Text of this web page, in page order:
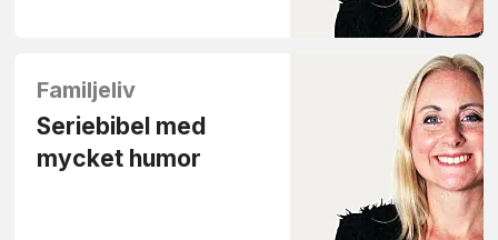
Familjeliv
Seriebibel med
mycket humor